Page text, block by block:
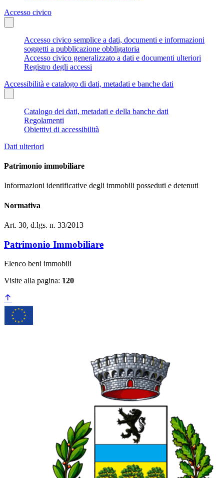
Accesso civico
Accesso civico semplice a dati, documenti e informazioni
soggetti a pubblicazione obbligatoria
Accesso civico generalizzato a dati e documenti ulteriori
Registro degli accessi
Accessibilità e catalogo di dati, metadati e banche dati
Catalogo dei dati, metadati e della banche dati
Regolamenti
Obiettivi di accessibilità
Dati ulteriori
Patrimonio immobiliare
Informazioni identificative degli immobili posseduti e detenuti
Normativa
Art. 30, d.lgs. n. 33/2013
Patrimonio Immobiliare
Elenco beni immobili
Visite alla pagina: 120